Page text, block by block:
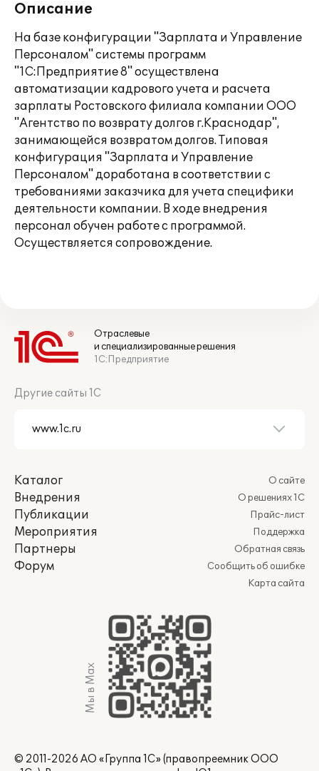
Описание
На базе конфигурации "Зарплата и Управление
Персоналом" системы программ
"1С:Предприятие 8" осуществлена
автоматизации кадрового учета и расчета
зарплаты Ростовского филиала компании ООО
"Агентство по возврату долгов г.Краснодар",
занимающейся возвратом долгов. Типовая
конфигурация "Зарплата и Управление
Персоналом" доработана в соответствии с
требованиями заказчика для учета специфики
деятельности компании. В ходе внедрения
персонал обучен работе с программой.
Осуществляется сопровождение.
Отраслевые
и специализированные решения
1С:Предприятие
Другие сайты 1С
Каталог
Внедрения
Публикации
Мероприятия
Партнеры
Форум
О сайте
О решениях 1С
Прайс-лист
Поддержка
Обратная связь
Сообщить об ошибке
Карта сайта
Мы в Max
© 2011-2026 АО «Группа 1С» (правопреемник ООО